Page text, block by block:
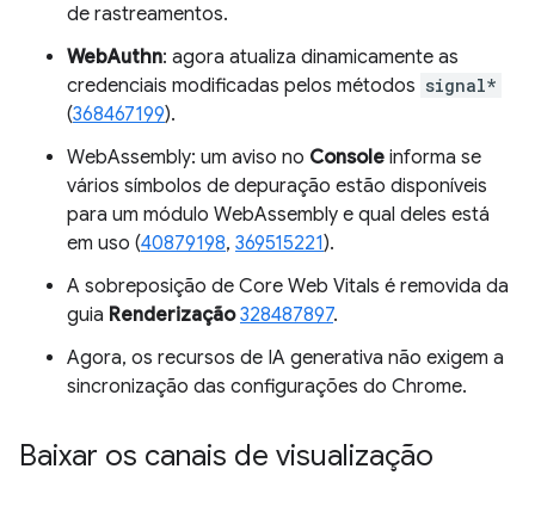
de rastreamentos.
WebAuthn: agora atualiza dinamicamente as
credenciais modificadas pelos métodos signal*
(368467199).
WebAssembly: um aviso no Console informa se
vários símbolos de depuração estão disponíveis
para um módulo WebAssembly e qual deles está
em uso (40879198, 369515221).
A sobreposição de Core Web Vitals é removida da
guia Renderização 328487897.
Agora, os recursos de IA generativa não exigem a
sincronização das configurações do Chrome.
Baixar os canais de visualização